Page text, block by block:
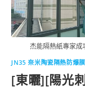
杰能隔熱紙專家
JN35 奈米陶瓷隔熱防爆膜
[東曬][陽光